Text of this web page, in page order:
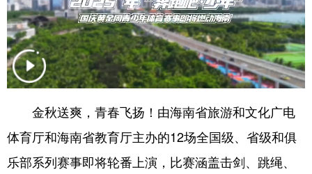
金秋送爽，青春飞扬！由海南省旅游和文化广电
体育厅和海南省教育厅主办的12场全国级、省级和俱
乐部系列赛事即将轮番上演，比赛涵盖击剑、跳绳、